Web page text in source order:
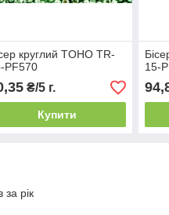
круглий TOHO TR-
PF570
₴/5 г.
Купити
15-
за рік